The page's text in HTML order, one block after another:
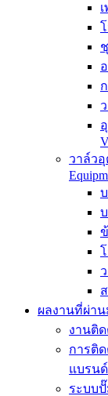
วาล์ว
ผลงานที่ผ่าน
งานติด
การติด
แบรนด์
ระบบปั๊